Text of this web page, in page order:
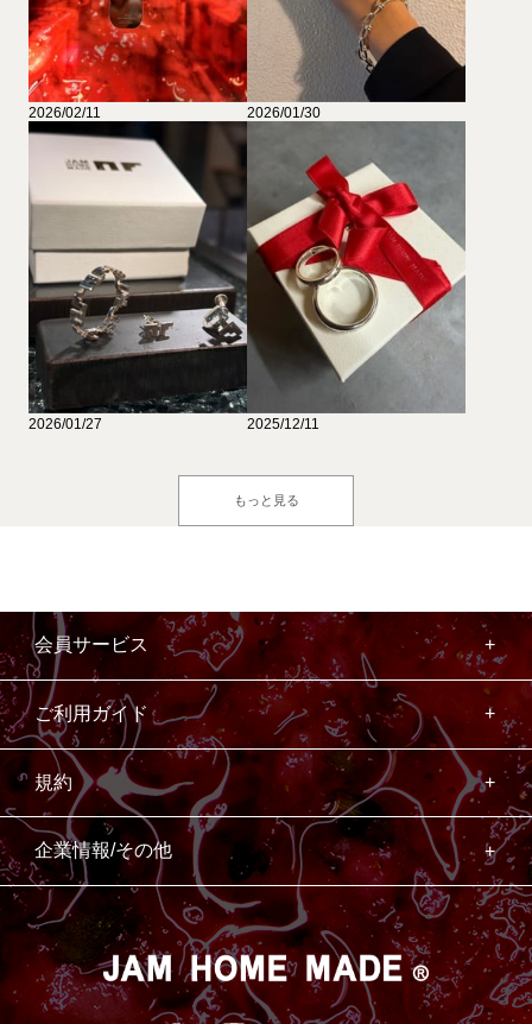
2026/02/11 2026/01/30
2026/01/27 2025/12/11
もっと見る
会員サービス
ご利用ガイド
規約
企業情報/その他